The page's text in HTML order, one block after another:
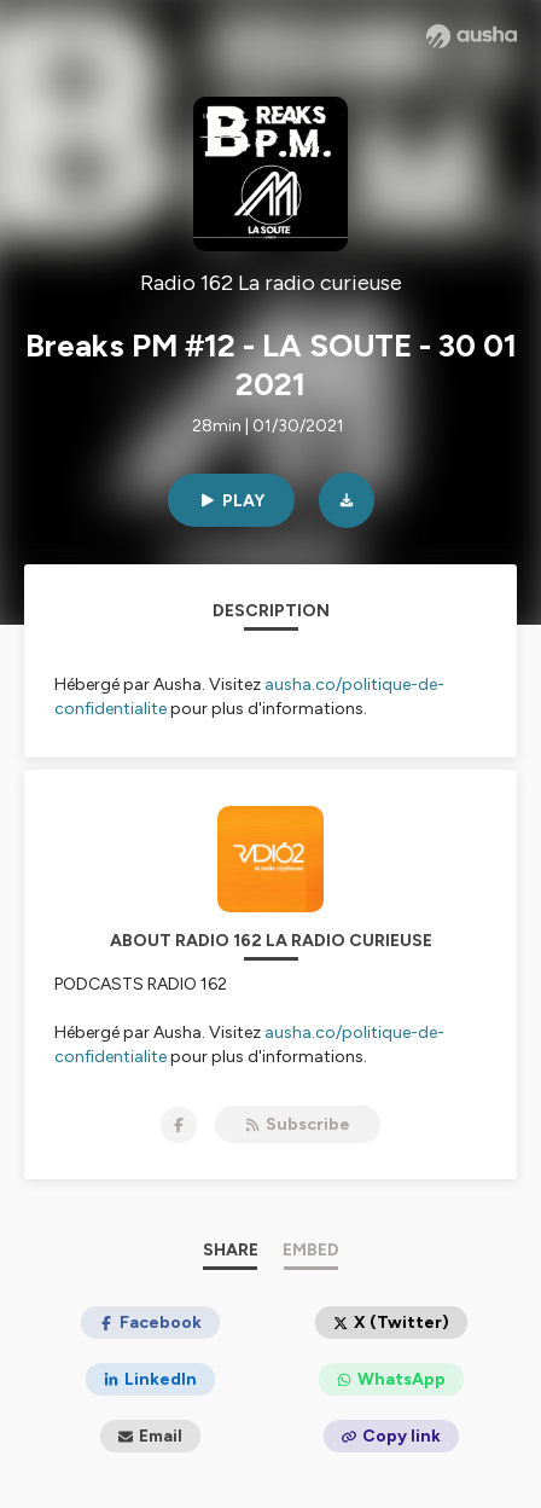
Radio 162 La radio curieuse
Breaks PM #12 - LA SOUTE - 30 01
2021
28min | 01/30/2021
PLAY
DESCRIPTION
Hébergé par Ausha. Visitez ausha.co/politique-de-
confidentialitepour plus d'informations.
ABOUT RADIO 162 LA RADIO CURIEUSE
PODCASTS RADIO 162
Hébergé par Ausha. Visitez ausha.co/politique-de-
confidentialitepour plus d'informations.
Subscribe
SHARE EMBED
Facebook X (Twitter)
LinkedIn WhatsApp
Email Copy link